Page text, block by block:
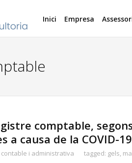
Inici Empresa
comptable,
a causa de la COVID-
i administrativa tagged: gels,